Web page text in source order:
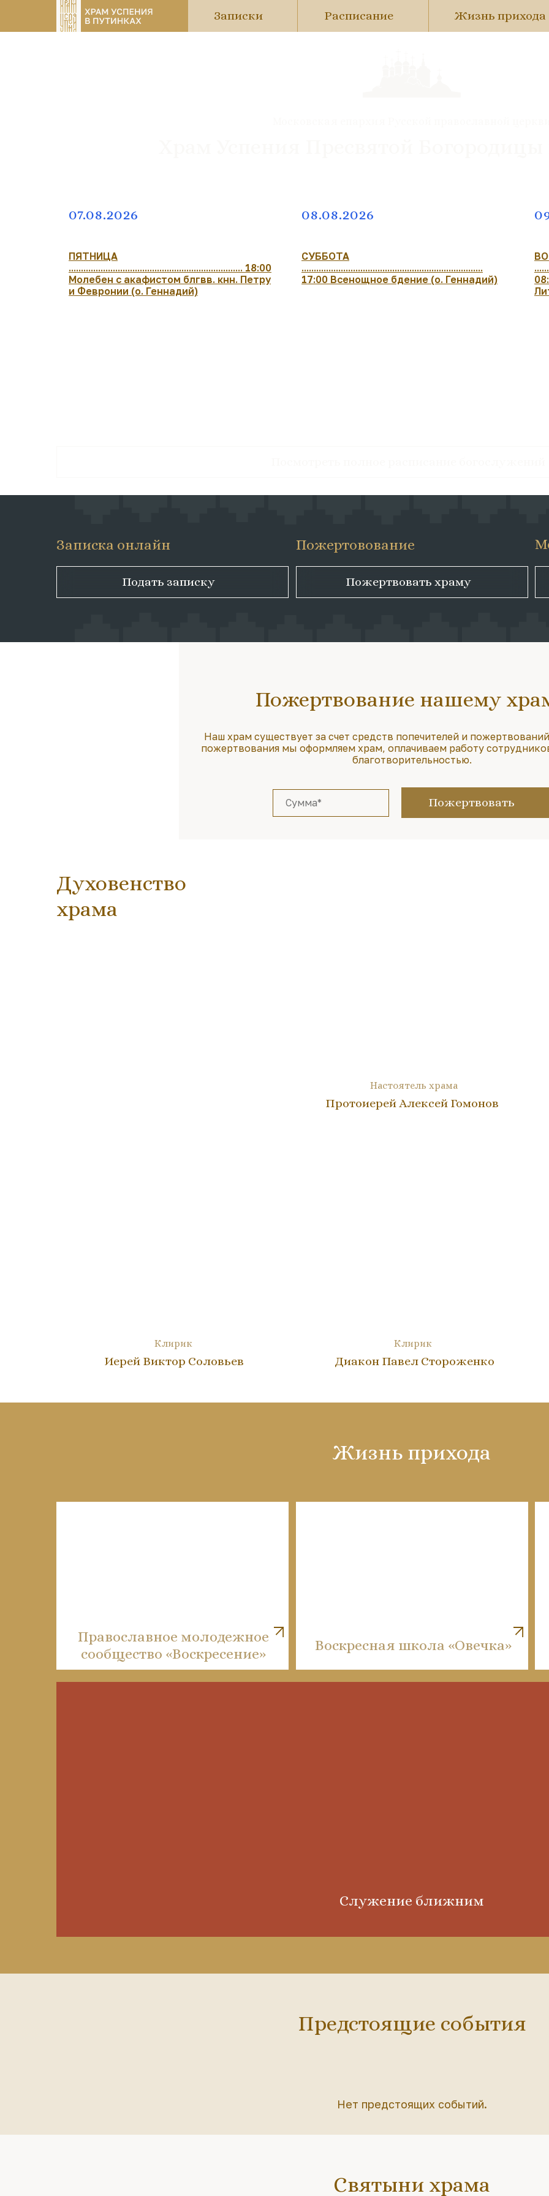
Жизнь прихода
Расписание
Записки
07.08.2026
ПЯТНИЦА
....................................................................... 18:00
Молебен с акафистом блгвв. кнн. Петру
и Февронии (о. Геннадий)
08.08.2026
СУББОТА
..........................................................................
17:00 Всенощное бдение (о. Геннадий)
Пожертвовать храму
Подать записку
Пожертовование
Записка онлайн
Пожертвование нашему
Наш храм существует за счет средств попечителей и
пожертвования мы оформляем храм, оплачиваем работу
благотворительностью.
Пожертвовать
Духовенство
храма
Клирик
Диакон Павел Стороженко
Клирик
Иерей Виктор Соловьев
Настоятель храма
Протоиерей Алексей Гомонов
Жизнь прихода
Служение ближним
Воскресная школа «Овечка»
Православное молодежное
сообщество «Воскресение»
Предстоящие события
Нет предстоящих событий.
Святыни храма